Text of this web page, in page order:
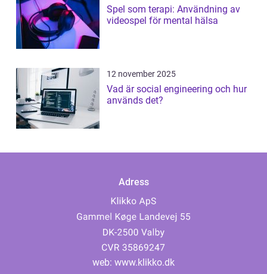
Spel som terapi: Användning av
videospel för mental hälsa
12 november 2025
Vad är social engineering och hur
används det?
Adress
web: www.klikko.dk